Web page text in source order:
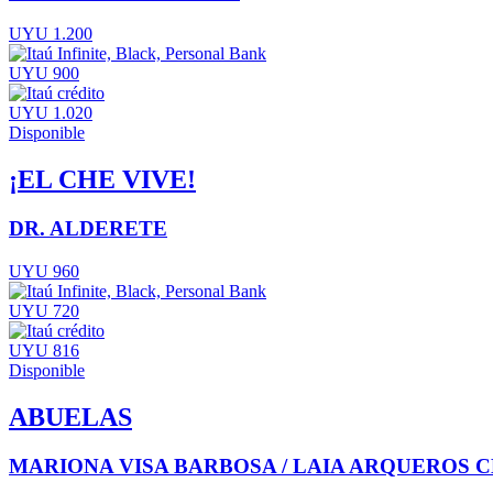
UYU 1.200
UYU 900
UYU 1.020
Disponible
¡EL CHE VIVE!
DR. ALDERETE
UYU 960
UYU 720
UYU 816
Disponible
ABUELAS
MARIONA VISA BARBOSA / LAIA ARQUEROS